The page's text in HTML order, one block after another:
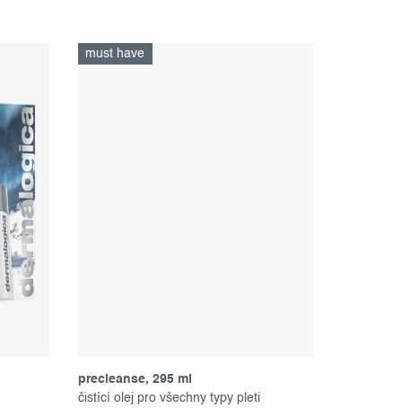
must have
precleanse, 295 ml
čistící olej pro všechny typy pleti